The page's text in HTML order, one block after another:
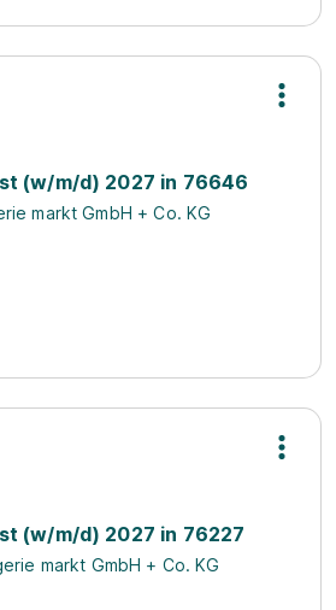
(w/m/d) 2027 in 76646
markt GmbH + Co. KG
(w/m/d) 2027 in 76227
markt GmbH + Co. KG